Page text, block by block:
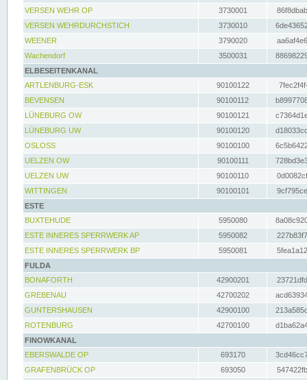
VERSEN WEHR OP
3730001
VERSEN WEHRDURCHSTICH
3730010
WEENER
3790020
Wachendorf
3500031
ELBESEITENKANAL
ARTLENBURG-ESK
90100122
BEVENSEN
90100112
LÜNEBURG OW
90100121
LÜNEBURG UW
90100120
OSLOSS
90100100
UELZEN OW
90100111
UELZEN UW
90100110
WITTINGEN
90100101
ESTE
BUXTEHUDE
5950080
ESTE INNERES SPERRWERK AP
5950082
ESTE INNERES SPERRWERK BP
5950081
FULDA
BONAFORTH
42900201
GREBENAU
42700202
GUNTERSHAUSEN
42900100
ROTENBURG
42700100
FINOWKANAL
EBERSWALDE OP
693170
GRAFENBRÜCK OP
693050